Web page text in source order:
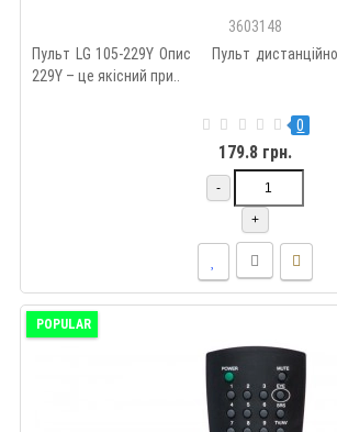
3603148
Пульт LG 105-229Y Опис Пульт
229Y – це якісний при..
0
179.8 грн.
-
+
POPULAR